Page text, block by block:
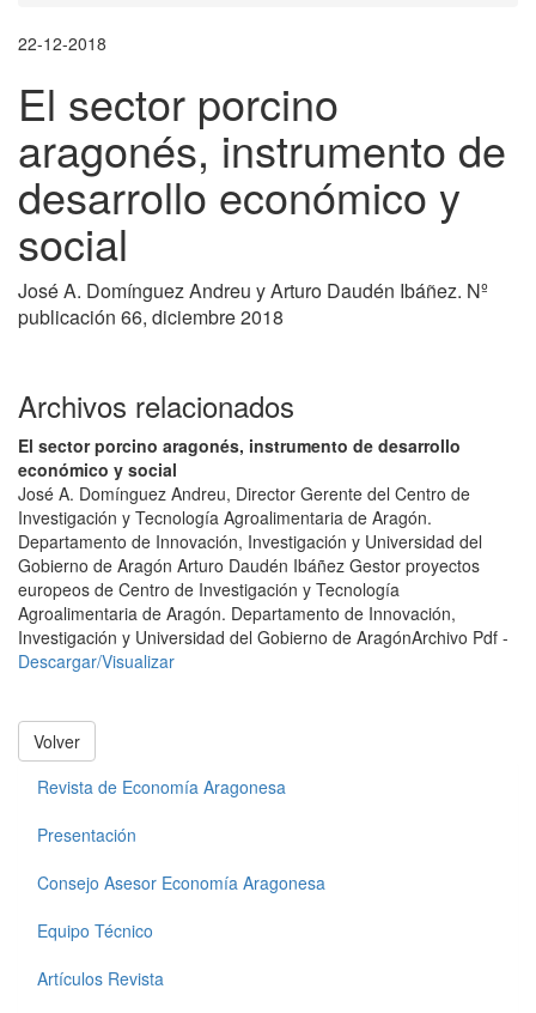
22-12-2018
El sector porcino
aragonés, instrumento de
desarrollo económico y
social
José A. Domínguez Andreu y Arturo Daudén Ibáñez. Nº
publicación 66, diciembre 2018
Archivos relacionados
El sector porcino aragonés, instrumento de desarrollo
económico y social
José A. Domínguez Andreu, Director Gerente del Centro de
Investigación y Tecnología Agroalimentaria de Aragón.
Departamento de Innovación, Investigación y Universidad del
Gobierno de Aragón Arturo Daudén Ibáñez Gestor proyectos
europeos de Centro de Investigación y Tecnología
Agroalimentaria de Aragón. Departamento de Innovación,
Investigación y Universidad del Gobierno de AragónArchivo Pdf -
Descargar/Visualizar
Volver
Revista de Economía Aragonesa
Presentación
Consejo Asesor Economía Aragonesa
Equipo Técnico
Artículos Revista